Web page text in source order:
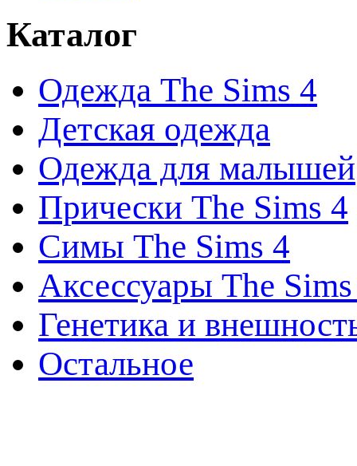
Каталог
Одежда The Sims 4
Детская одежда
Одежда для малышей
Прически The Sims 4
Симы The Sims 4
Аксессуары The
Генетика и
Остальное